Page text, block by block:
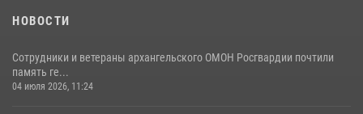
НОВОСТИ
Сотрудники и ветераны архангельского ОМОН Росгвардии почтили
память ге...
04 июля 2026, 11:24